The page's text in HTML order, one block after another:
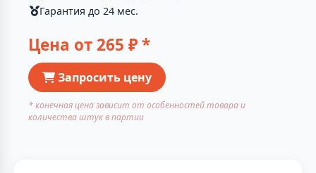
Гарантия до 24 мес.
Цена от 265 ₽ *
Запросить цену
* конечная цена зависит от особенностей товара и
количества штук в партии